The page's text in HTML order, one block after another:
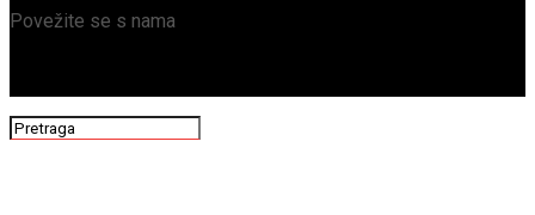
Povežite se s nama